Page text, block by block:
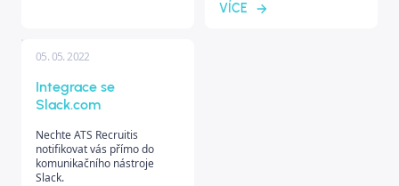
VÍCE
05. 05. 2022
Integrace se
Slack.com
Nechte ATS Recruitis
notifikovat vás přímo do
komunikačního nástroje
Slack.